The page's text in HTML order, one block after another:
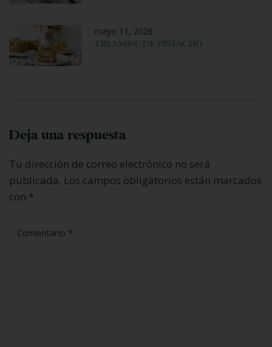
mayo 11, 2026
TIRAMISU DE PISTACHO
Deja una respuesta
Tu dirección de correo electrónico no será
publicada. Los campos obligatorios están marcados
con *